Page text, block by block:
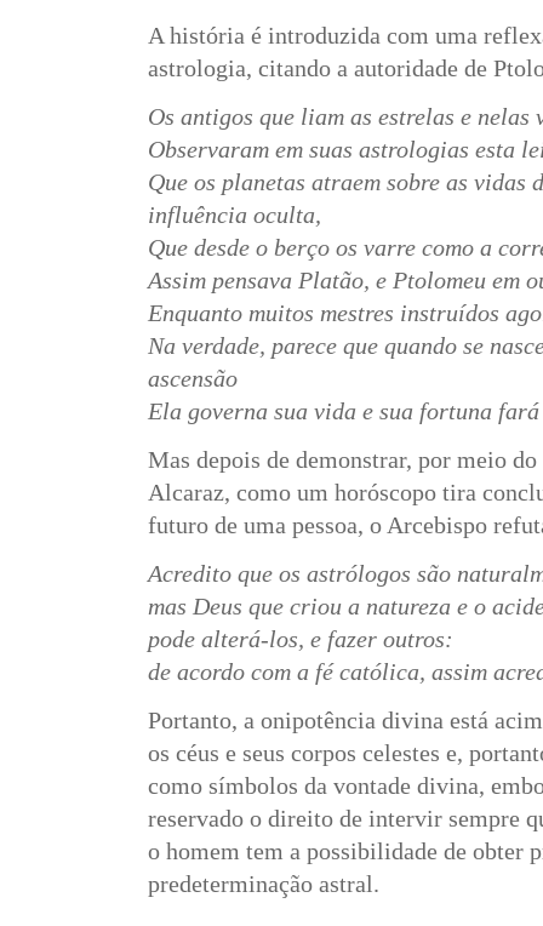
A história é introduzida com uma
astrologia, citando a autoridade de
Os antigos que liam as estrelas e
Observaram em suas astrologias esta
Que os planetas atraem sobre as vidas
influência oculta,
Que desde o berço os varre como a
Assim pensava Platão, e Ptolomeu em
Enquanto muitos mestres instruídos
Na verdade, parece que quando se
ascensão
Ela governa sua vida e sua fortuna
Mas depois de demonstrar, por meio
Alcaraz, como um horóscopo tira
futuro de uma pessoa, o Arcebispo
Acredito que os astrólogos são
mas Deus que criou a natureza e o
pode alterá-los, e fazer outros:
de acordo com a fé católica, assim
Portanto, a onipotência divina está
os céus e seus corpos celestes e,
como símbolos da vontade divina,
reservado o direito de intervir sempre
o homem tem a possibilidade de obter
predeterminação astral.